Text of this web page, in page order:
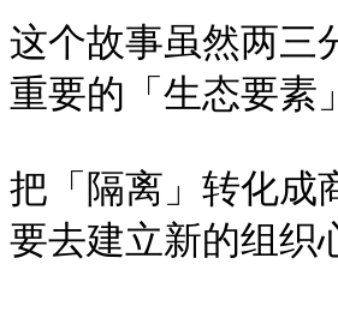
这个故事虽然两三
重要的「生态要
把「隔离」转化成
要去建立新的组织